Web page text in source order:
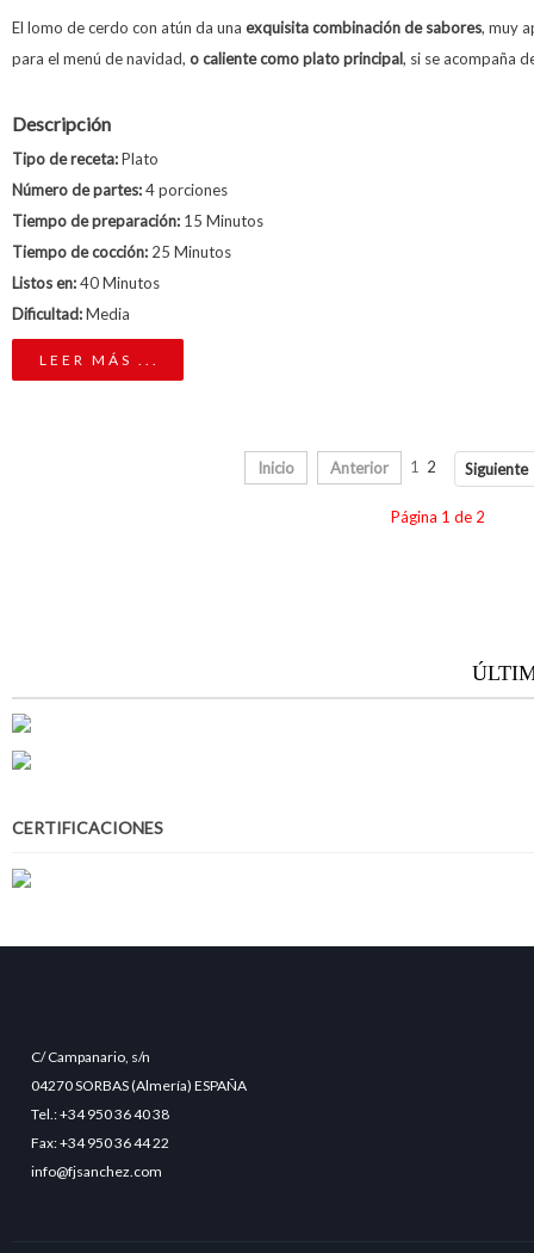
El lomo de cerdo con atún da una exquisita combinación de sabores, muy
para el menú de navidad, o caliente como plato principal, si se acompaña
Descripción
Tipo de receta:Plato
Número de partes:4 porciones
Tiempo de preparación: 15 Minutos
Tiempo de cocción: 25 Minutos
Listos en:40 Minutos
Dificultad:Media
LEER MÁS ...
Inicio Anterior 1 2 Siguiente
Página 1 de 2
CERTIFICACIONES
C/ Campanario, s/n
04270 SORBAS (Almería) ESPAÑA
Tel.: +34 950 36 40 38
Fax: +34 950 36 44 22
info@fjsanchez.com